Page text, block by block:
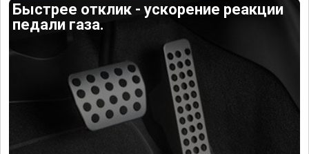
Быстрее отклик - ускорение реакции
педали газа.